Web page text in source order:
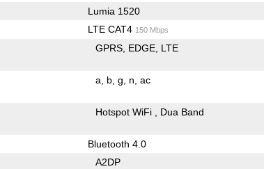
Lumia 1520
LTE CAT4 150 Mbps
GPRS EDGE LTE
a b g n ac
Hotspot WiFi Dua Band
Bluetooth 4.0
A2DP